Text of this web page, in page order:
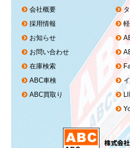
会社概要
採用情報
お知らせ
お問い合わせ
在庫検索
ABC車検
ABC買取り